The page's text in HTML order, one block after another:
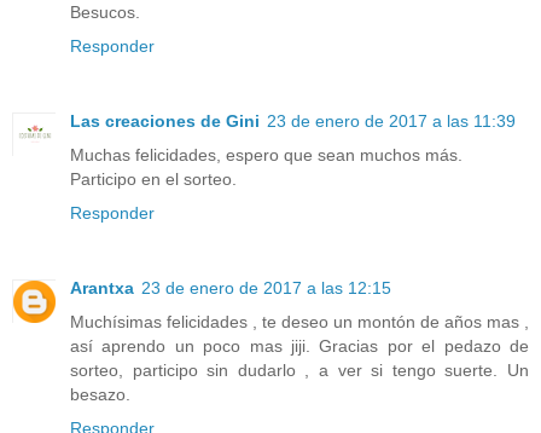
Besucos.
Responder
Las creaciones de Gini 23 de enero de 2017 a las 11:39
Muchas felicidades, espero que sean muchos más.
Participo en el sorteo.
Responder
Arantxa 23 de enero de 2017 a las 12:15
Muchísimas felicidades , te deseo un montón de años mas ,
así aprendo un poco mas jiji. Gracias por el pedazo de
sorteo, participo sin dudarlo , a ver si tengo suerte. Un
besazo.
Responder